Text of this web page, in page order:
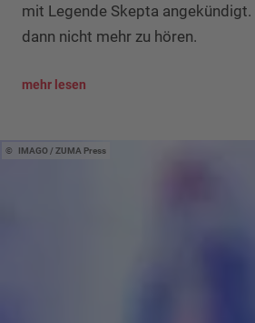
mit Legende Skepta angekündigt.
dann nicht mehr zu hören.
mehr lesen
IMAGO / ZUMA Press